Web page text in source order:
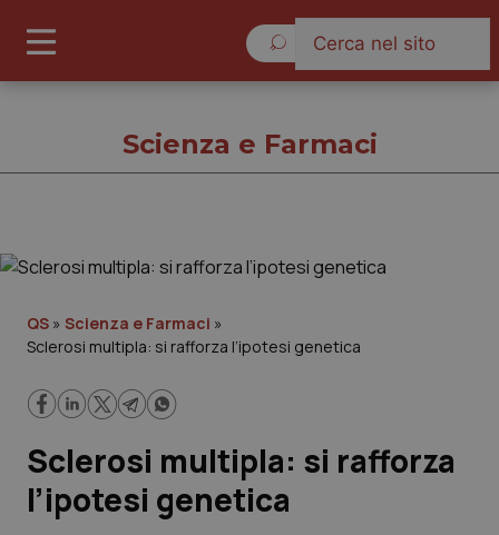
Cronache
Lavoro e Professioni
Scienza e Farmaci
QS » Scienza e Farmaci »
Sclerosi multipla: si rafforza l’ipotesi genetica
Sclerosi multipla: si rafforza
l’ipotesi genetica